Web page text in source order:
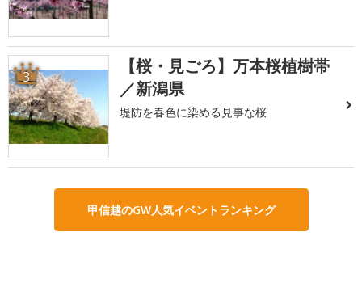
3
【桜・見ごろ】万本桜植樹帯
／新潟県
堤防を春色に染める見事な桜
甲信越のGW人気イベントランキング